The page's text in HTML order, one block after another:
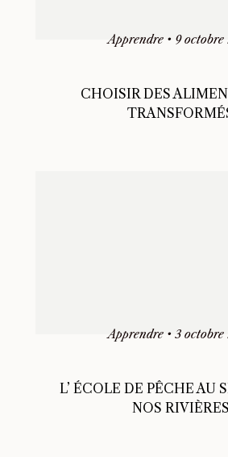
Apprendre •9 octobre
CHOISIR DES
Apprendre •3 octobre
L’ ÉCOLE DE PÊCHE AU
NOS RIVIÈRES